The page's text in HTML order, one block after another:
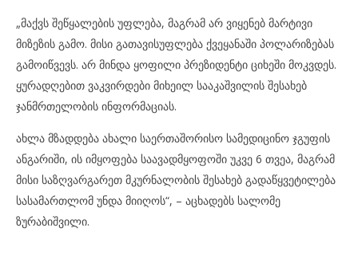
„მაქვს შეწყალების უფლება, მაგრამ არ ვიყენებ მარტივი
მიზეზის გამო. მისი გათავისუფლება ქვეყანაში პოლარიზებას
გამოიწვევს. არ მინდა ყოფილი პრეზიდენტი ციხეში მოკვდეს.
ყურადღებით ვაკვირდები მიხეილ სააკაშვილის შესახებ
ჯანმრთელობის ინფორმაციას.
ახლა მზადდება ახალი საერთაშორისო სამედიცინო ჯგუფის
ანგარიში, ის იმყოფება საავადმყოფოში უკვე 6 თვეა, მაგრამ
მისი საზღვარგარეთ მკურნალობის შესახებ გადაწყვეტილება
სასამართლომ უნდა მიიღოს“, – აცხადებს სალომე
ზურაბიშვილი.